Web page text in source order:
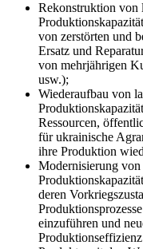
Rekonstruktion von
von zerstörten und
Ersatz und
von mehrjährigen
usw.);
Wiederaufbau von
Ressourcen,
für ukrainische
ihre Produktion
Modernisierung
deren
einzuführen und